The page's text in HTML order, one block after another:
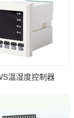
温湿度控制器